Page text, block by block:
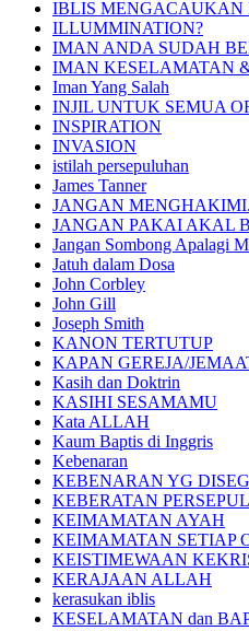
IBLIS MENGACAUKAN
ILLUMMINATION?
IMAN ANDA SUDAH
IMAN KESELAMATAN
Iman Yang Salah
INJIL UNTUK SEMUA
INSPIRATION
INVASION
istilah persepuluhan
James Tanner
JANGAN MENGHAKIMI.
JANGAN PAKAI AKAL
Jangan Sombong Apalagi
Jatuh dalam Dosa
John Corbley
John Gill
Joseph Smith
KANON TERTUTUP
KAPAN GEREJA/
Kasih dan Doktrin
KASIHI SESAMAMU
Kata ALLAH
Kaum Baptis di Inggris
Kebenaran
KEBENARAN YG
KEBERATAN
KEIMAMATAN AYAH
KEIMAMATAN SETIAP
KEISTIMEWAAN
KERAJAAN ALLAH
kerasukan iblis
KESELAMATAN dan